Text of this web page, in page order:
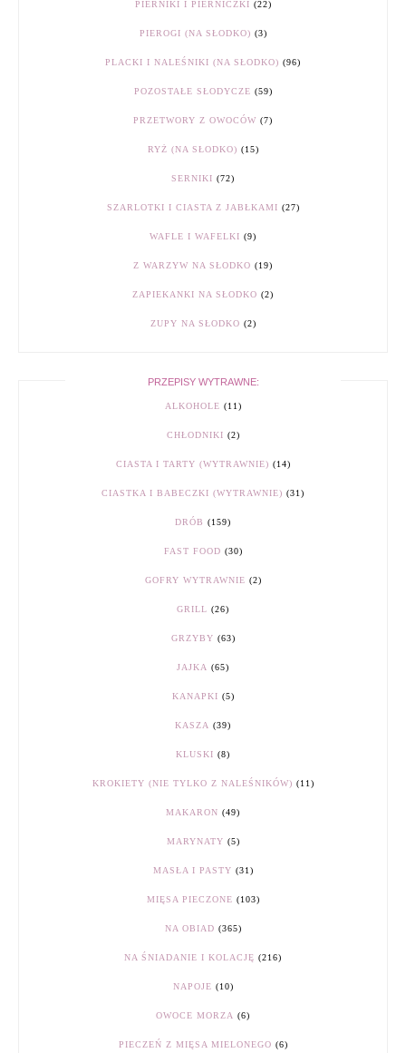
PIERNIKI I PIERNICZKI (22)
PIEROGI (NA SŁODKO) (3)
PLACKI I NALEŚNIKI (NA SŁODKO) (96)
POZOSTAŁE SŁODYCZE (59)
PRZETWORY Z OWOCÓW (7)
RYŻ (NA SŁODKO) (15)
SERNIKI (72)
SZARLOTKI I CIASTA Z JABŁKAMI (27)
WAFLE I WAFELKI (9)
Z WARZYW NA SŁODKO (19)
ZAPIEKANKI NA SŁODKO (2)
ZUPY NA SŁODKO (2)
PRZEPISY WYTRAWNE:
ALKOHOLE (11)
CHŁODNIKI (2)
CIASTA I TARTY (WYTRAWNIE) (14)
CIASTKA I BABECZKI (WYTRAWNIE) (31)
DRÓB (159)
FAST FOOD (30)
GOFRY WYTRAWNIE (2)
GRILL (26)
GRZYBY (63)
JAJKA (65)
KANAPKI (5)
KASZA (39)
KLUSKI (8)
KROKIETY (NIE TYLKO Z NALEŚNIKÓW) (11)
MAKARON (49)
MARYNATY (5)
MASŁA I PASTY (31)
MIĘSA PIECZONE (103)
NA OBIAD (365)
NA ŚNIADANIE I KOLACJĘ (216)
NAPOJE (10)
OWOCE MORZA (6)
PIECZEŃ Z MIĘSA MIELONEGO (6)